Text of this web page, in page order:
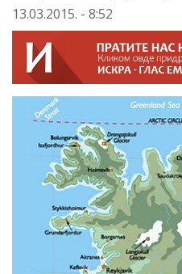
13.03.2015. - 8:52